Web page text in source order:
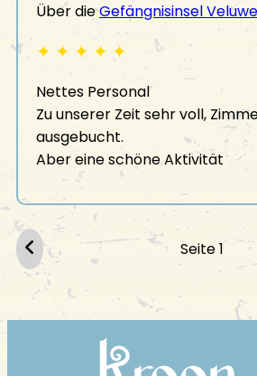
Über dieGefängnisinsel Veluwe
✦ ✦ ✦ ✦ ✦
Nettes Personal
Zu unserer Zeit sehr voll,
ausgebucht.
Aber eine schöne Aktivität
Seite 1